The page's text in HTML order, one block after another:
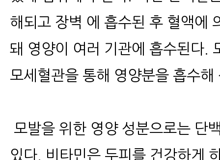
해되고 장벽 에 흡수된 후 혈액에
돼 영양이 여러 기관에 흡수된다.
모세혈관을 통해 영양분을 흡수
모발을 위한 영양 성분으로는 단
있다. 비타민은 두피를 건강하게